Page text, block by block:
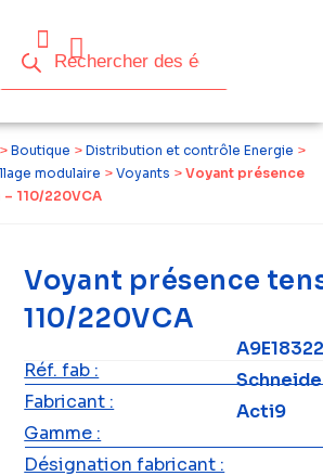
> Boutique > Distribution et contrôle Energie >
modulaire > Voyants > Voyant présence
110/220VCA
Voyant présence
110/220VCA
Réf. fab :
Fabricant :
Gamme :
Acti9
Désignation fabricant :